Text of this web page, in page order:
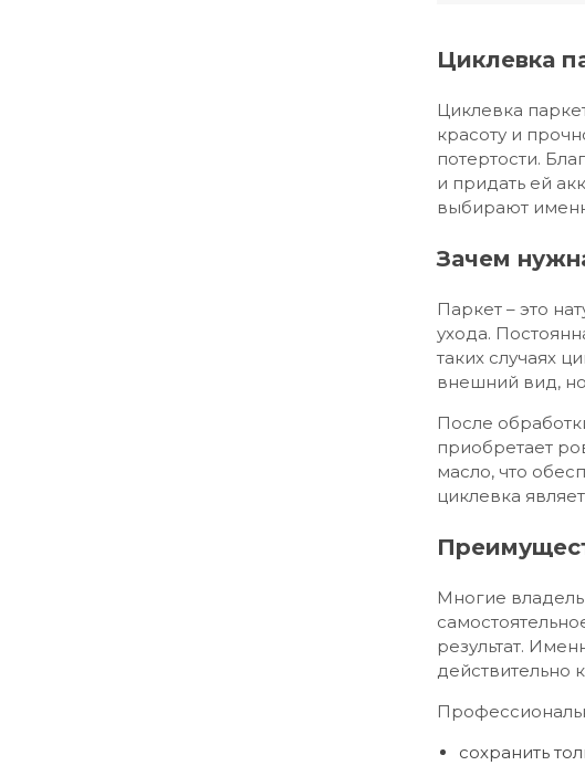
Циклевка
Циклевка
красоту и
потертости.
и придать ей
выбирают
Зачем
Паркет – это
ухода.
таких случаях
внешний вид,
После
приобретает
масло, что
циклевка
Многие
результат.
действительно
сохранить